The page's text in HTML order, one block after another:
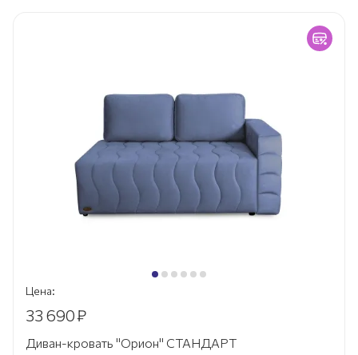
Цена:
33 690₽
Диван-кровать "Орион" СТАНДАРТ